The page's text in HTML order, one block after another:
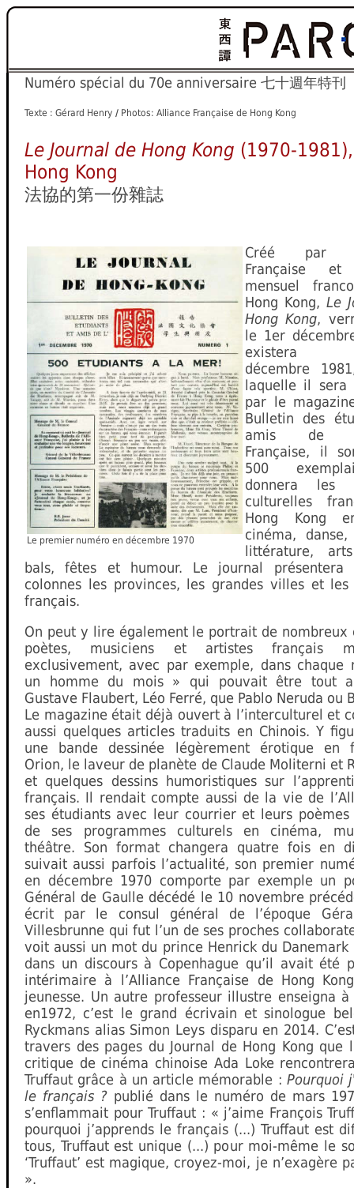
Numéro spécial du 70e anniversaire 七十週年特刊
Texte : Gérard Henry / Photos: Alliance Française de Hong Kong
Le Journal de Hong Kong (1970-
Hong Kong
法協的第一份雜誌
Le premier numéro en décembre 1970
Créé par
Française et
mensuel
Hong Kong, Le
Hong Kong,
le 1er
existera
décembre
laquelle il sera
par le
Bulletin des
amis de
Française, il
500
donnera les
culturelles
Hong Kong
cinéma, danse,
littérature,
bals, fêtes et humour. Le journal présentera
colonnes les provinces, les grandes villes et les
français.
On peut y lire également le portrait de nombreux
poètes, musiciens et artistes français
exclusivement, avec par exemple, dans chaque
un homme du mois » qui pouvait être tout
Gustave Flaubert, Léo Ferré, que Pablo Neruda ou
Le magazine était déjà ouvert à l’interculturel et
aussi quelques articles traduits en Chinois. Y
une bande dessinée légèrement érotique en
Orion, le laveur de planète de Claude Moliterni et
et quelques dessins humoristiques sur
français. Il rendait compte aussi de la vie de
ses étudiants avec leur courrier et leurs poèmes
de ses programmes culturels en cinéma,
théâtre. Son format changera quatre fois en
suivait aussi parfois l’actualité, son premier
en décembre 1970 comporte par exemple un
Général de Gaulle décédé le 10 novembre
écrit par le consul général de l’époque
Villesbrunne qui fut l’un de ses proches
voit aussi un mot du prince Henrick du Danemark
dans un discours à Copenhague qu’il avait été
intérimaire à l’Alliance Française de Hong
jeunesse. Un autre professeur illustre enseigna à
en1972, c’est le grand écrivain et sinologue
Ryckmans alias Simon Leys disparu en 2014.
travers des pages du Journal de Hong Kong que
critique de cinéma chinoise Ada Loke
Truffaut grâce à un article mémorable : Pourquoi
le français ? publié dans le numéro de mars
s’enflammait pour Truffaut : « j’aime François
pourquoi j’apprends le français (...) Truffaut est
tous, Truffaut est unique (...) pour moi-même le
‘Truffaut’ est magique, croyez-moi, je n’exagère
».